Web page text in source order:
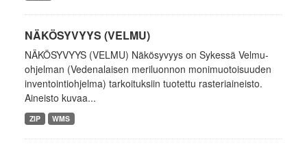
NÄKÖSYVYYS (VELMU)
NÄKÖSYVYYS (VELMU) Näkösyvyys on Sykessä Velmu-
ohjelman (Vedenalaisen meriluonnon monimuotoisuuden
inventointiohjelma) tarkoituksiin tuotettu rasteriaineisto.
Aineisto kuvaa...
ZIP WMS